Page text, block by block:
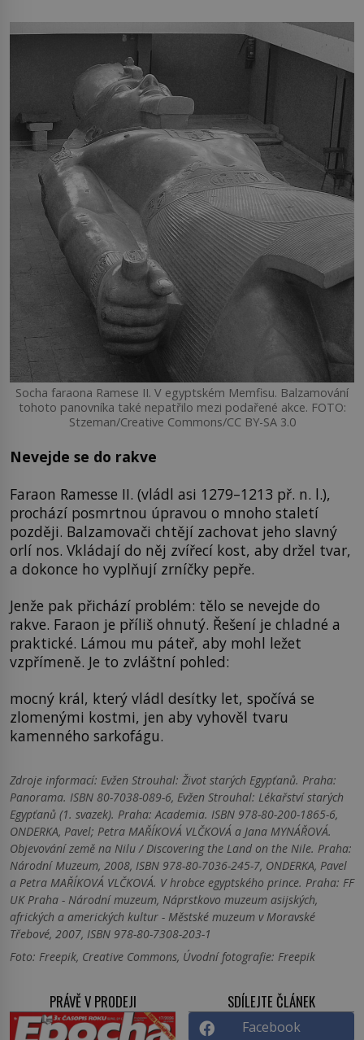
Socha faraona Ramese II. V egyptském Memfisu. Balzamování
tohoto panovníka také nepatřilo mezi podařené akce. FOTO:
Stzeman/Creative Commons/CC BY-SA 3.0
Nevejde se do rakve
Faraon Ramesse II. (vládl asi 1279–1213 př. n. l.),
prochází posmrtnou úpravou o mnoho staletí
později. Balzamovači chtějí zachovat jeho slavný
orlí nos. Vkládají do něj zvířecí kost, aby držel tvar,
a dokonce ho vyplňují zrníčky pepře.
Jenže pak přichází problém: tělo se nevejde do
rakve. Faraon je příliš ohnutý. Řešení je chladné a
praktické. Lámou mu páteř, aby mohl ležet
vzpřímeně. Je to zvláštní pohled:
mocný král, který vládl desítky let, spočívá se
zlomenými kostmi, jen aby vyhověl tvaru
kamenného sarkofágu.
Zdroje informací: Evžen Strouhal: Život starých Egypťanů. Praha:
Panorama. ISBN 80-7038-089-6, Evžen Strouhal: Lékařství starých
Egypťanů (1. svazek). Praha: Academia. ISBN 978-80-200-1865-6,
ONDERKA, Pavel; Petra MAŘÍKOVÁ VLČKOVÁ a Jana MYNÁŘOVÁ.
Objevování země na Nilu / Discovering the Land on the Nile. Praha:
Národní Muzeum, 2008, ISBN 978-80-7036-245-7, ONDERKA, Pavel
a Petra MAŘÍKOVÁ VLČKOVÁ. V hrobce egyptského prince. Praha: FF
UK Praha - Národní muzeum, Náprstkovo muzeum asijských,
afrických a amerických kultur - Městské muzeum v Moravské
Třebové, 2007, ISBN 978-80-7308-203-1
Foto: Freepik, Creative Commons, Úvodní fotografie: Freepik
PRÁVĚ V PRODEJI SDÍLEJTE ČLÁNEK
Facebook